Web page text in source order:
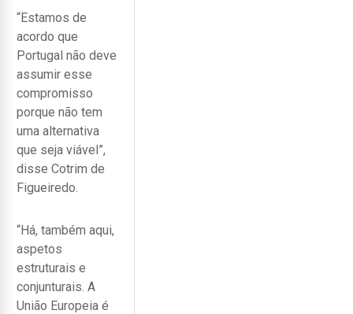
“Estamos de
acordo que
Portugal não deve
assumir esse
compromisso
porque não tem
uma alternativa
que seja viável”,
disse Cotrim de
Figueiredo.
“Há, também aqui,
aspetos
estruturais e
conjunturais. A
União Europeia é